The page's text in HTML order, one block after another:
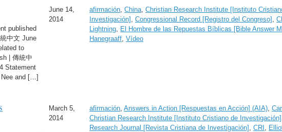
published
中文 June
to
| 傳統中
Statement
Nee and […]
June 14,
2014
afirmación ,China ,Christian Research Institute [Instituto
Investigación] ,Congressional Record [Registro del Congreso] ,
Lightning El Hombre de las Repuestas Bíblicas [Bible Answer
Hanegraaff ,Vídeo
March 5,
2014
afirmación ,Answers in Action [Respuestas en Acción] (AIA) ,
Christian Research Institute [Instituto Cristiano de Investigación]
Research Journal [Revista Cristiana de Investigación] ,CRI